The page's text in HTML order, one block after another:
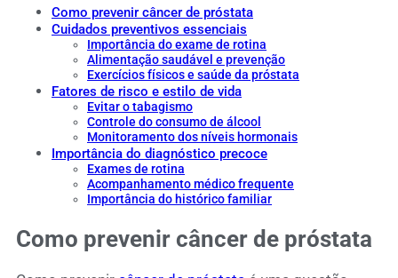
Como prevenir câncer de próstata
Cuidados preventivos essenciais
Importância do exame de rotina
Alimentação saudável e prevenção
Exercícios físicos e saúde da próstata
Fatores de risco e estilo de vida
Evitar o tabagismo
Controle do consumo de álcool
Monitoramento dos níveis hormonais
Importância do diagnóstico precoce
Exames de rotina
Acompanhamento médico frequente
Importância do histórico familiar
Como prevenir câncer de próstata